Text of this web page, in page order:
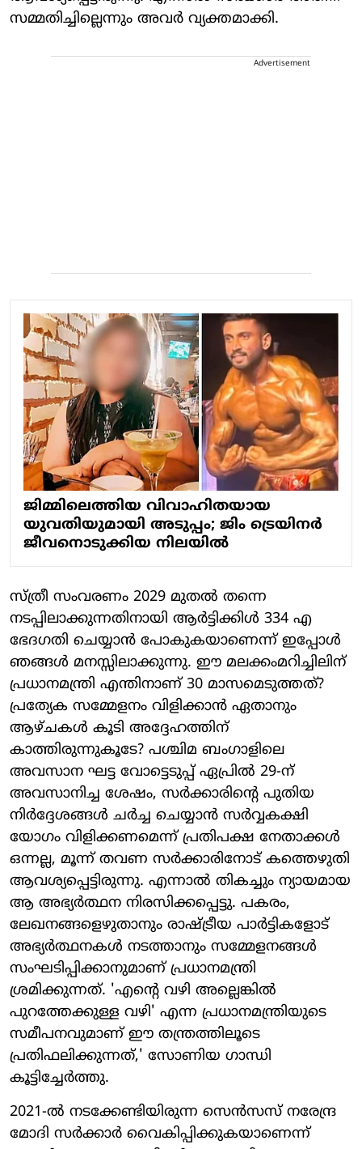
സമ്മതിച്ചില്ലെന്നും അവര്‍ വ്യക്തമാക്കി.
Advertisement
ജിമ്മിലെത്തിയ വിവാഹിതയായ
യുവതിയുമായി അടുപ്പം; ജിം ട്രെയിനര്‍
ജീവനൊടുക്കിയ നിലയില്‍
സ്ത്രീ സംവരണം 2029 മുതല്‍ തന്നെ
നടപ്പിലാക്കുന്നതിനായി ആര്‍ട്ടിക്കിള്‍ 334 എ
ഭേദഗതി ചെയ്യാന്‍ പോകുകയാണെന്ന് ഇപ്പോള്‍
ഞങ്ങള്‍ മനസ്സിലാക്കുന്നു. ഈ മലക്കംമറിച്ചിലിന്
പ്രധാനമന്ത്രി എന്തിനാണ് 30 മാസമെടുത്തത്?
പ്രത്യേക സമ്മേളനം വിളിക്കാന്‍ ഏതാനും
ആഴ്ചകള്‍ കൂടി അദ്ദേഹത്തിന്
കാത്തിരുന്നുകൂടേ? പശ്ചിമ ബംഗാളിലെ
അവസാന ഘട്ട വോട്ടെടുപ്പ് ഏപ്രില്‍ 29-ന്
അവസാനിച്ച ശേഷം, സര്‍ക്കാരിന്റെ പുതിയ
നിര്‍ദ്ദേശങ്ങള്‍ ചര്‍ച്ച ചെയ്യാന്‍ സര്‍വ്വകക്ഷി
യോഗം വിളിക്കണമെന്ന് പ്രതിപക്ഷ നേതാക്കള്‍
ഒന്നല്ല, മൂന്ന് തവണ സര്‍ക്കാരിനോട് കത്തെഴുതി
ആവശ്യപ്പെട്ടിരുന്നു. എന്നാല്‍ തികച്ചും ന്യായമായ
ആ അഭ്യര്‍ത്ഥന നിരസിക്കപ്പെട്ടു. പകരം,
ലേഖനങ്ങളെഴുതാനും രാഷ്ട്രീയ പാര്‍ട്ടികളോട്
അഭ്യര്‍ത്ഥനകള്‍ നടത്താനും സമ്മേളനങ്ങള്‍
സംഘടിപ്പിക്കാനുമാണ് പ്രധാനമന്ത്രി
ശ്രമിക്കുന്നത്. 'എന്റെ വഴി അല്ലെങ്കില്‍
പുറത്തേക്കുള്ള വഴി' എന്ന പ്രധാനമന്ത്രിയുടെ
സമീപനവുമാണ് ഈ തന്ത്രത്തിലൂടെ
പ്രതിഫലിക്കുന്നത്,' സോണിയ ഗാന്ധി
കൂട്ടിച്ചേര്‍ത്തു.
2021-ല്‍ നടക്കേണ്ടിയിരുന്ന സെന്‍സസ് നരേന്ദ്ര
മോദി സര്‍ക്കാര്‍ വൈകിപ്പിക്കുകയാണെന്ന്